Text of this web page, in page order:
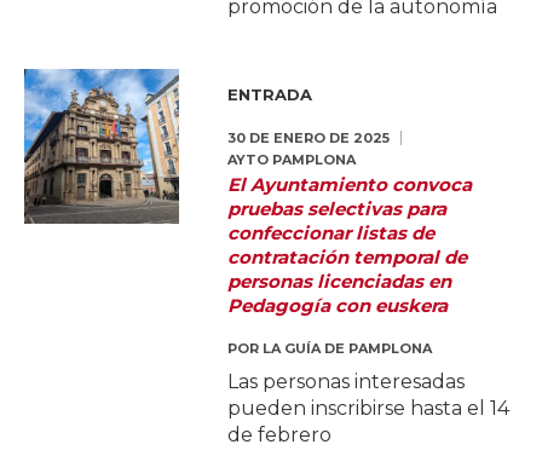
promoción de la autonomía
ENTRADA
30 DE ENERO DE 2025
AYTO PAMPLONA
El Ayuntamiento convoca
pruebas selectivas para
confeccionar listas de
contratación temporal de
personas licenciadas en
Pedagogía con euskera
POR LA GUÍA DE PAMPLONA
Las personas interesadas
pueden inscribirse hasta el 14
de febrero